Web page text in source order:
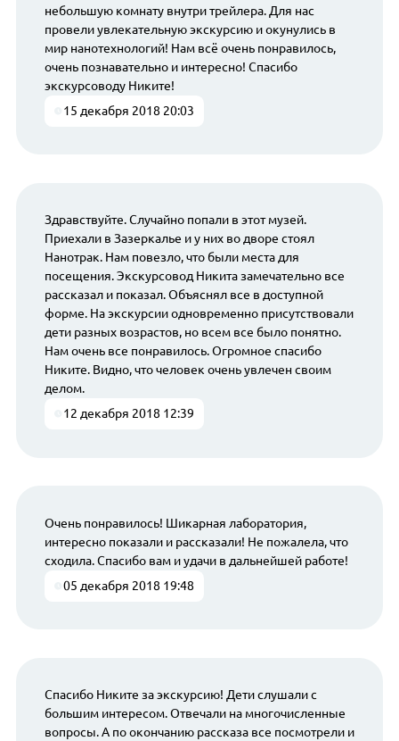
небольшую комнату внутри трейлера. Для нас
провели увлекательную экскурсию и окунулись в
мир нанотехнологий! Нам всё очень понравилось,
очень познавательно и интересно! Спасибо
экскурсоводу Никите!
15 декабря 2018 20:03
Здравствуйте. Случайно попали в этот музей.
Приехали в Зазеркалье и у них во дворе стоял
Нанотрак. Нам повезло, что были места для
посещения. Экскурсовод Никита замечательно все
рассказал и показал. Объяснял все в доступной
форме. На экскурсии одновременно присутствовали
дети разных возрастов, но всем все было понятно.
Нам очень все понравилось. Огромное спасибо
Никите. Видно, что человек очень увлечен своим
делом.
12 декабря 2018 12:39
Очень понравилось! Шикарная лаборатория,
интересно показали и рассказали! Не пожалела, что
сходила. Спасибо вам и удачи в дальнейшей работе!
05 декабря 2018 19:48
Спасибо Никите за экскурсию! Дети слушали с
большим интересом. Отвечали на многочисленные
вопросы. А по окончанию рассказа все посмотрели и